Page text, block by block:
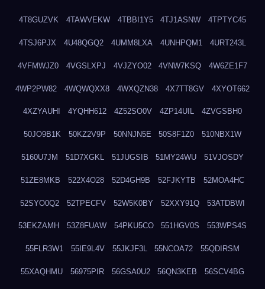
4T8GUZVK 4TAWVEKW 4TBBI1Y5 4TJ1ASNW 4TPTYC45
4TSJ6PJX 4U48QGQ2 4UMM8LXA 4UNHPQM1 4URT243L
4VFMWJZ0 4VGSLXPJ 4VJZYO02 4VNW7KSQ 4W6ZE1F7
4WP2PW82 4WQWQXX8 4WXQZN38 4X7TT8GV 4XYOT662
4XZYAUHI 4YQHH612 4Z52SO0V 4ZP14UIL 4ZVGSBH0
50JO9B1K 50KZ2V9P 50NNJN5E 50S8F1Z0 510NBX1W
5160U7JM 51D7XGKL 51JUGSIB 51MY24WU 51VJOSDY
51ZE8MKB 522X4O28 52D4GH9B 52FJKYTB 52MOA4HC
52SYO0Q2 52TPECFV 52W5K0BY 52XXY91Q 53ATDBWI
53EKZAMH 53Z8FUAW 54PKU5CO 551HGV0S 553WPS4S
55FLR3W1 55IE9L4V 55JKJF3L 55NCOA72 55QDIRSM
55XAQHMU 56975PIR 56GSA0U2 56QN3KEB 56SCV4BG